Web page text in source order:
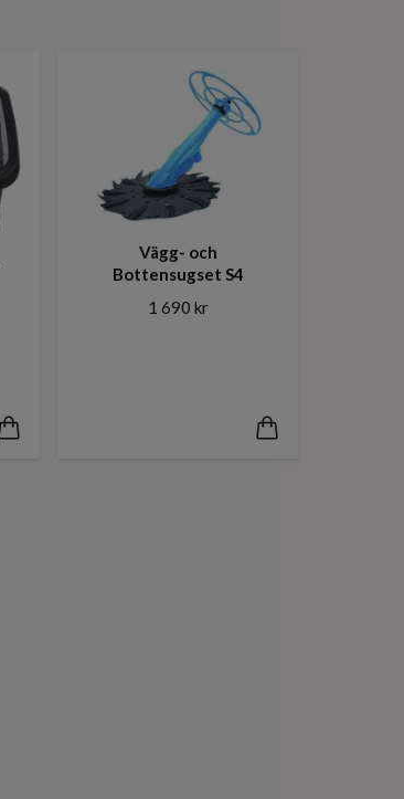
Vägg- och
Bottensugset S4
1 690 kr